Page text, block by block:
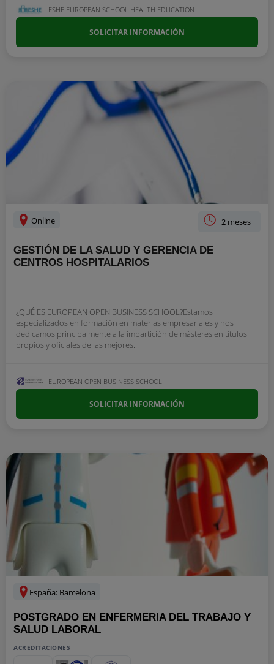
ESHE EUROPEAN SCHOOL HEALTH EDUCATION
SOLICITAR INFORMACIÓN
Online 2 meses
GESTIÓN DE LA SALUD Y GERENCIA DE
CENTROS HOSPITALARIOS
¿QUÉ ES EUROPEAN OPEN BUSINESS SCHOOL?Estamos
especializados en formación en materias empresariales y nos
dedicamos principalmente a la impartición de másteres en títulos
propios y oficiales de las mejores...
EUROPEAN OPEN BUSINESS SCHOOL
SOLICITAR INFORMACIÓN
España: Barcelona
POSTGRADO EN ENFERMERIA DEL TRABAJO Y
SALUD LABORAL
ACREDITACIONES